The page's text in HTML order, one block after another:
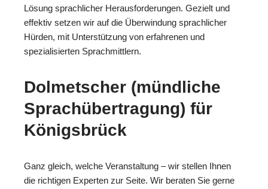
Lösung sprachlicher Herausforderungen. Gezielt und
effektiv setzen wir auf die Überwindung sprachlicher
Hürden, mit Unterstützung von erfahrenen und
spezialisierten Sprachmittlern.
Dolmetscher (mündliche
Sprachübertragung) für
Königsbrück
Ganz gleich, welche Veranstaltung – wir stellen Ihnen
die richtigen Experten zur Seite. Wir beraten Sie gerne